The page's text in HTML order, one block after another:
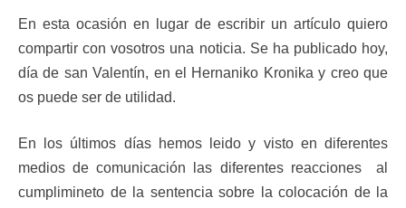
En esta ocasión en lugar de escribir un artículo quiero
compartir con vosotros una noticia. Se ha publicado hoy,
día de san Valentín, en el Hernaniko Kronika y creo que
os puede ser de utilidad.
En los últimos días hemos leido y visto en diferentes
medios de comunicación las diferentes reacciones al
cumplimineto de la sentencia sobre la colocación de la